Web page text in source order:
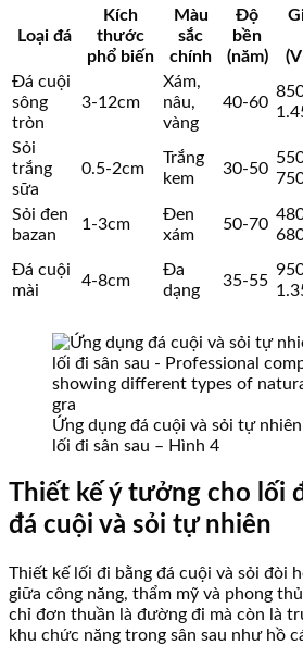
Loại đá
Kích
thước
phổ biến
Màu
sắc
chính
Độ
bền
(năm)
Đá cuội
sông
tròn
3-12cm
Xám,
nâu,
vàng
40-60
Sỏi
trắng
sữa
0.5-2cm
Trắng
kem
30-50
Sỏi đen
bazan
1-3cm
Đen
xám
50-70
Đá cuội
mài
4-8cm
Đa
dạng
35-55
Ứng dụng đá cuội và sỏi tự
lối đi sân sau – Hình 4
Thiết kế ý tưởng cho lối
đá cuội và sỏi tự nhiên
Thiết kế lối đi bằng đá cuội và sỏi đòi
giữa công năng, thẩm mỹ và phong
chỉ đơn thuần là đường đi mà còn là
khu chức năng trong sân sau như hồ